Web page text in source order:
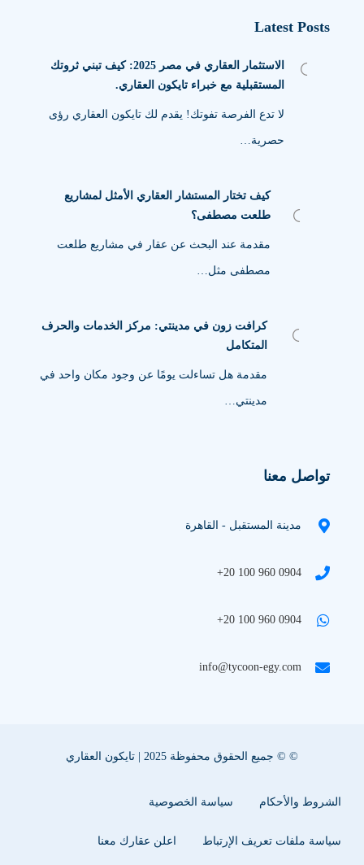
Latest Posts
الاستثمار العقاري في مصر 2025: كيف تبني ثروتك
المستقبلية مع خبراء تايكون العقاري.
لا تدع الفرصة تفوتك! يقدم لك تايكون العقاري رؤى
حصرية…
كيف تختار المستشار العقاري الأمثل لمشاريع
طلعت مصطفى؟
مقدمة عند البحث عن عقار في مشاريع طلعت
مصطفى مثل…
كرافت زون في مدينتي: مركز الخدمات والحرف
المتكامل
مقدمة هل تساءلت يومًا عن وجود مكان واحد في
مدينتي…
تواصل معنا
مدينة المستقبل - القاهرة
+20 100 960 0904
+20 100 960 0904
info@tycoon-egy.com
© © جميع الحقوق محفوظة 2025 | تايكون العقاري
الشروط والأحكام سياسة الخصوصية
سياسة ملفات تعريف الإرتباط اعلن عقارك معنا